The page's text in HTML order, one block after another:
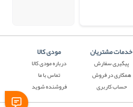
خدمات مشتریان
پیگیری سفارش
همکاری در فروش
حساب کاربری
مودی کالا
درباره مودی کالا
تماس با ما
فروشنده شوید